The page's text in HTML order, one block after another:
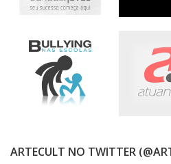
ARTECULT NO TWITTER